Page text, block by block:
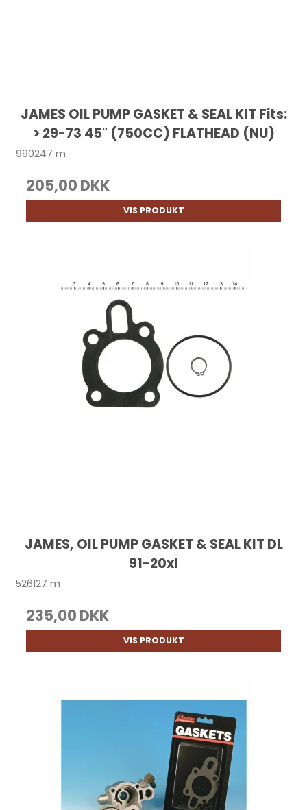
JAMES OIL PUMP GASKET & SEAL KIT Fits:
> 29-73 45" (750CC) FLATHEAD (NU)
990247 m
205,00 DKK
VIS PRODUKT
JAMES, OIL PUMP GASKET & SEAL KIT DL
91-20xl
526127 m
235,00 DKK
VIS PRODUKT